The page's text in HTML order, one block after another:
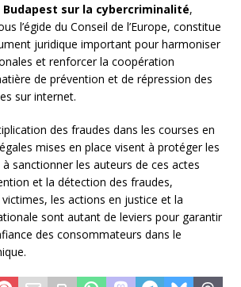
Budapest sur la cybercriminalité,
l’égide du Conseil de l’Europe, constitue
juridique important pour harmoniser
et renforcer la coopération
de prévention et de répression des
sur internet.
des fraudes dans les courses en
mises en place visent à protéger les
sanctionner les auteurs de ces actes
et la détection des fraudes,
victimes, les actions en justice et la
sont autant de leviers pour garantir
des consommateurs dans le